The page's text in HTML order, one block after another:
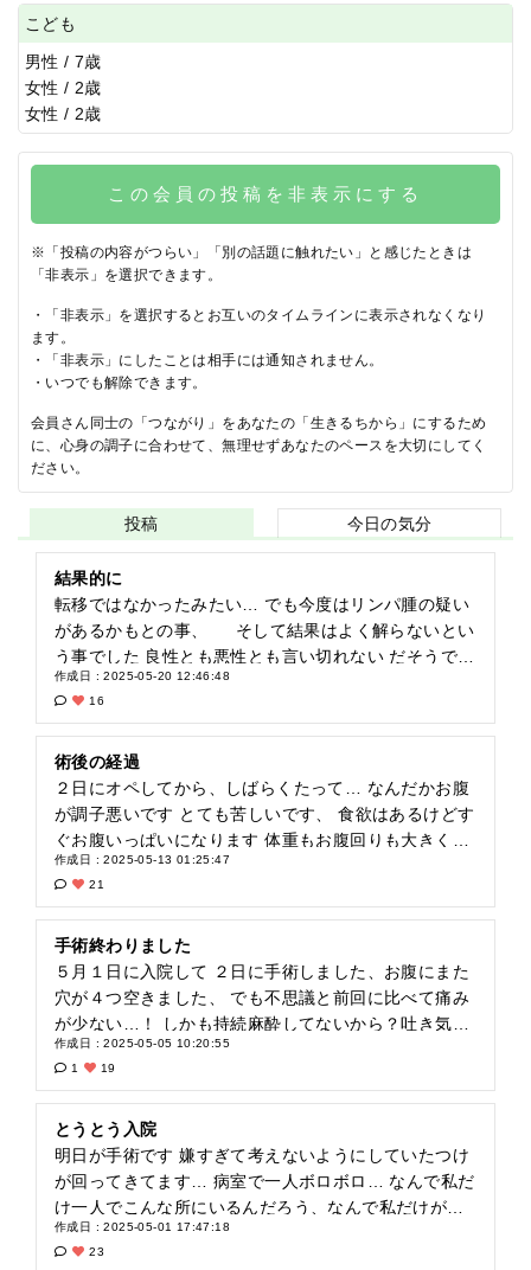
こども
男性 / 7歳
女性 / 2歳
女性 / 2歳
この会員の投稿を非表示にする
※「投稿の内容がつらい」「別の話題に触れたい」と感じたときは
「非表示」を選択できます。
・「非表示」を選択するとお互いのタイムラインに表示されなくなり
ます。
・「非表示」にしたことは相手には通知されません。
・いつでも解除できます。
会員さん同士の「つながり」をあなたの「生きるちから」にするため
に、心身の調子に合わせて、無理せずあなたのペースを大切にしてく
ださい。
投稿 今日の気分
結果的に
転移ではなかったみたい… でも今度はリンパ腫の疑い
があるかもとの事、 そして結果はよく解らないとい
う事でした 良性とも悪性とも言い切れない だそうです
そんな事あるんだ…… ここから血液内科の経過観察も
始まります 現在産婦人科、乳腺外科、消化器外科、甲
状腺内科と通ってるのに 更にもう１科… 病院通い頑張
ります
作成日 : 2025-05-20 12:46:48
16
術後の経過
２日にオペしてから、しばらくたって… なんだかお腹
が調子悪いです とても苦しいです、 食欲はあるけどす
ぐお腹いっぱいになります 体重もお腹回りも大きくな
りました… つまり、これって腹水たまってる？ リンパ
節取ったからお腹にたまるかもと旦那が説明受けてた
みたいだけど、 にしても苦しい… 妊娠してるみたいだ
よ… 明日ドクターに聞いてきます！ 西部医療センター
連休明けで人がすごいみたいですが… 頑張っていって
きます 苦しい……！
作成日 : 2025-05-13 01:25:47
21
手術終わりました
５月１日に入院して ２日に手術しました、お腹にまた
穴が４つ空きました、 でも不思議と前回に比べて痛み
が少ない…！ しかも持続麻酔してないから？吐き気も
全然ないです、それだけでこんなに違うんだというぐ
らい前回より回復も大分いいです、 ありがたいです…
術後当日は寝たきり、安定剤入れてもらう 二日目は少
し歩けるけれど、精神的に落ち着かずにまた安定剤、
そのせい？一日中寝てました 三日目からはだいぶ元気
になってきました そして明日の六日に退院です 泣き虫
な私ですが、やっぱり沢山泣きましたがなんっとか家
に帰れそうです、よかった… でもこれからがほんとう
の始まり… とったものは本当にがんだったのか、がん
作成日 : 2025-05-05 10:20:55
1
19
とうとう入院
明日が手術です 嫌すぎて考えないようにしていたつけ
が回ってきてます… 病室で一人ボロボロ… なんで私だ
け一人でこんな所にいるんだろう、なんで私だけが痛
い思いしなきゃいけないんだろうって考えてしまっ
て… 病院は非日常すぎます 早く現実に戻りたい… 子
作成日 : 2025-05-01 17:47:18
23